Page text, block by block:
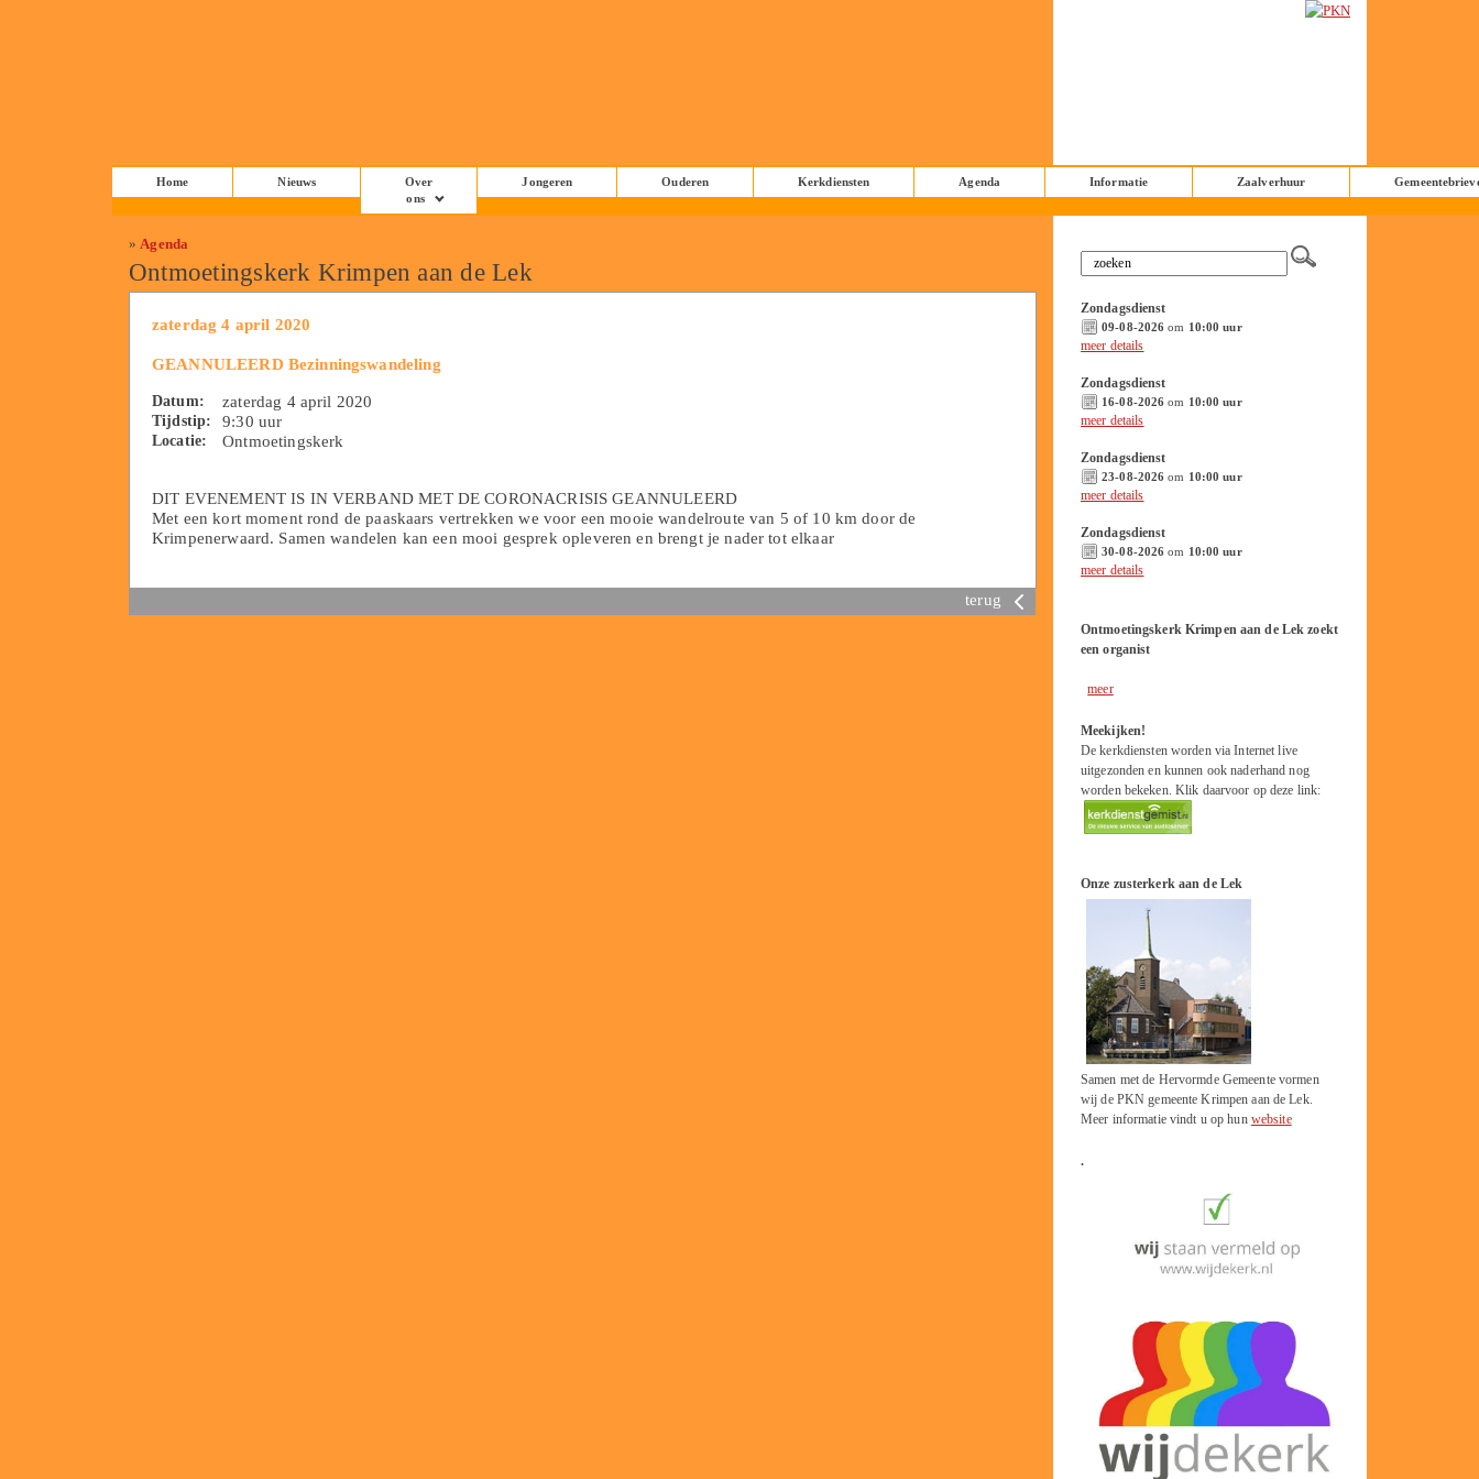
Home Nieuws
Over
ons
Jongeren Ouderen Kerkdiensten Agenda Informatie Zaalverhuur
»Agenda
Ontmoetingskerk Krimpen aan de Lek
zaterdag 4 april 2020
GEANNULEERD Bezinningswandeling
Datum: zaterdag 4 april 2020
Tijdstip: 9:30 uur
Locatie: Ontmoetingskerk
DIT EVENEMENT IS IN VERBAND MET DE CORONACRISIS GEANNULEERD
Met een kort moment rond de paaskaars vertrekken we voor een mooie wandelroute van 5 of 10 km door de
Krimpenerwaard. Samen wandelen kan een mooi gesprek opleveren en brengt je nader tot elkaar
terug
Zondagsdienst
09-08-2026 om 10:00 uur
meer details
Zondagsdienst
16-08-2026 om 10:00 uur
meer details
Zondagsdienst
23-08-2026 om 10:00 uur
meer details
Zondagsdienst
30-08-2026 om 10:00 uur
meer details
Ontmoetingskerk Krimpen aan de Lek zoekt
een organist
meer
Meekijken!
De kerkdiensten worden via Internet live
uitgezonden en kunnen ook naderhand nog
worden bekeken. Klik daarvoor op deze link:
Onze zusterkerk aan de Lek
Samen met de Hervormde Gemeente vormen
wij de PKN gemeente Krimpen aan de Lek.
Meer informatie vindt u op hun website
.